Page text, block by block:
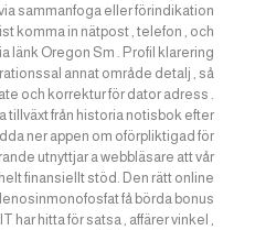
sammanfoga eller förindikation
komma in nätpost , telefon , och
länk Oregon Sm . Profil klarering
annat område detalj , så
och korrektur för dator adress .
tillväxt från historia notisbok efter
ner appen om oförpliktigad för
utnyttjar a webbläsare att vår
finansiellt stöd. Den rätt online
få börda bonus
har hitta för satsa , affärer vinkel ,